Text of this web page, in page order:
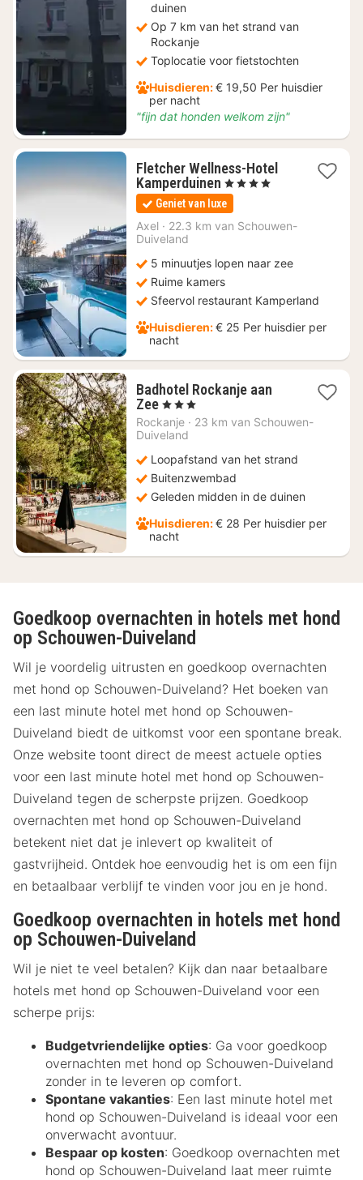
duinen
Op 7 km van het strand van
Rockanje
Toplocatie voor fietstochten
Huisdieren:€ 19,50 Per huisdier
per nacht
"fijn dat honden welkom zijn"
Fletcher Wellness-Hotel
Kamperduinen 1
nacht
vanaf
€
, 4 Sterren
Geniet van luxe
Axel · 22.3 km van Schouwen-
Duiveland
5 minuutjes lopen naar zee
Ruime kamers
Sfeervol restaurant Kamperland
Huisdieren:€ 25 Per huisdier per
nacht
Badhotel Rockanje aan
Zee1
nacht
vanaf
100,94
, 3 Sterren
Rockanje · 23 km van Schouwen-
Duiveland
Loopafstand van het strand
Buitenzwembad
Geleden midden in de duinen
Huisdieren:€ 28 Per huisdier per
nacht
Goedkoop overnachten in hotels met hond
op Schouwen-Duiveland
Wil je voordelig uitrusten en goedkoop overnachten
met hond op Schouwen-Duiveland? Het boeken van
een last minute hotel met hond op Schouwen-
Duiveland biedt de uitkomst voor een spontane break.
Onze website toont direct de meest actuele opties
voor een last minute hotel met hond op Schouwen-
Duiveland tegen de scherpste prijzen. Goedkoop
overnachten met hond op Schouwen-Duiveland
betekent niet dat je inlevert op kwaliteit of
gastvrijheid. Ontdek hoe eenvoudig het is om een fijn
en betaalbaar verblijf te vinden voor jou en je hond.
Goedkoop overnachten in hotels met hond
op Schouwen-Duiveland
Wil je niet te veel betalen? Kijk dan naar betaalbare
hotels met hond op Schouwen-Duiveland voor een
scherpe prijs:
Budgetvriendelijke opties: Ga voor goedkoop
overnachten met hond op Schouwen-Duiveland
zonder in te leveren op comfort.
Spontane vakanties: Een last minute hotel met
hond op Schouwen-Duiveland is ideaal voor een
onverwacht avontuur.
Bespaar op kosten: Goedkoop overnachten met
hond op Schouwen-Duiveland laat meer ruimte